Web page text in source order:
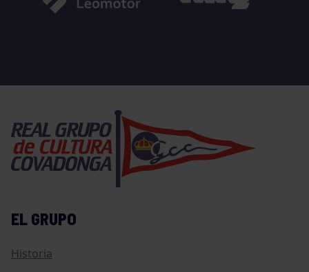
EL GRUPO
Historia